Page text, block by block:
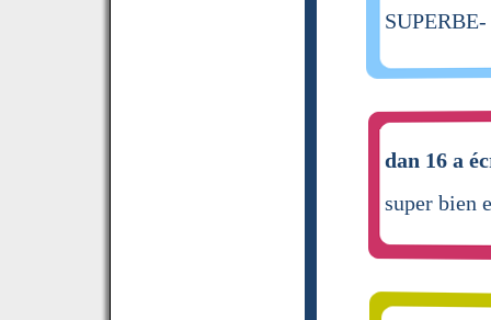
dan 16 a
super bien